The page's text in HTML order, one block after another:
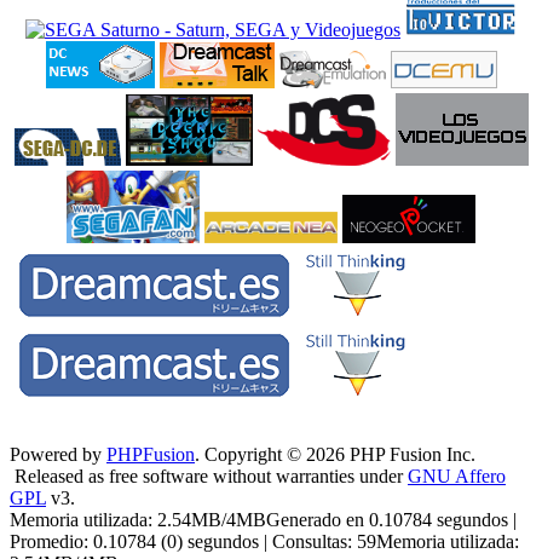
Powered by PHPFusion. Copyright © 2026 PHP Fusion Inc.
Released as free software without warranties underGNU Affero
GPL v3.
Memoria utilizada: 2.54MB/4MBGenerado en 0.10784 segundos |
Promedio: 0.10784 (0) segundos | Consultas: 59Memoria utilizada: